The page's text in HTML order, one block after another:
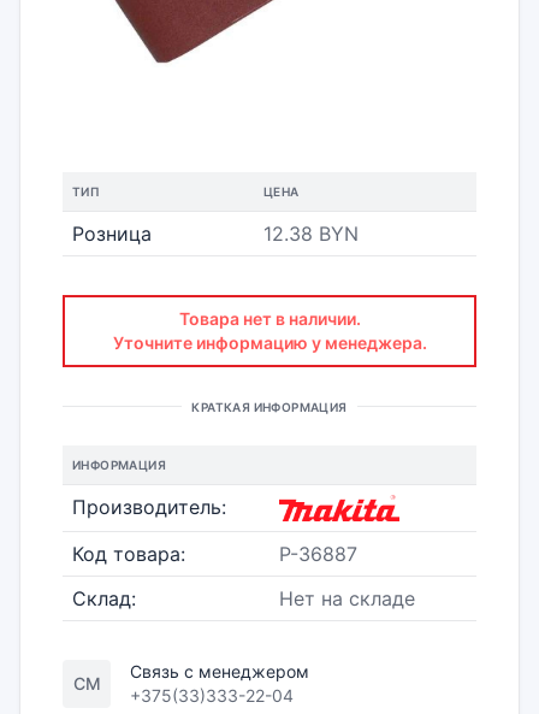
ТИП ЦЕНА
Розница 12.38 BYN
Товара нет в наличии.
Уточните информацию у менеджера.
КРАТКАЯ ИНФОРМАЦИЯ
ИНФОРМАЦИЯ
Производитель:
Код товара:
P-36887
Склад:
Нет на складе
СМ
Связь с менеджером
+375(33)333-22-04